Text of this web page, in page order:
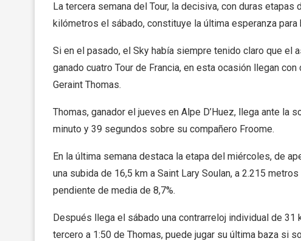
La tercera semana del Tour, la decisiva, con duras
kilómetros el sábado, constituye la última esperanza para
Si en el pasado, el Sky había siempre tenido claro que el
ganado cuatro Tour de Francia, en esta ocasión llegan
Geraint Thomas.
Thomas, ganador el jueves en Alpe D’Huez, llega ante la
minuto y 39 segundos sobre su compañero Froome.
En la última semana destaca la etapa del miércoles, de
una subida de 16,5 km a Saint Lary Soulan, a 2.215
pendiente de media de 8,7%.
Después llega el sábado una contrarreloj individual de 31
tercero a 1:50 de Thomas, puede jugar su última baza si